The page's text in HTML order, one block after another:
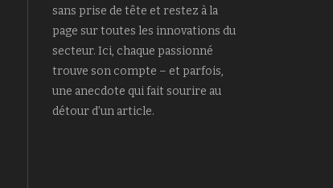
sans prise de tête et restez à la
page sur toutes les innovations du
secteur. Ici, chaque passionné
trouve son compte – et parfois,
une anecdote qui fait sourire au
détour d’un article.